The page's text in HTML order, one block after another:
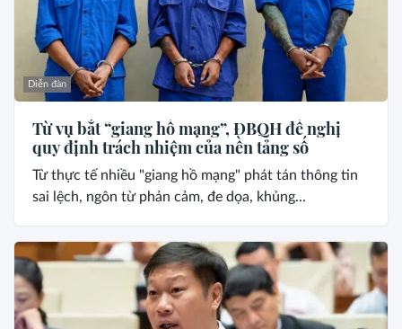
Diễn đàn
Từ vụ bắt “giang hồ mạng”, ĐBQH đề nghị
quy định trách nhiệm của nền tảng số
Từ thực tế nhiều "giang hồ mạng" phát tán thông tin
sai lệch, ngôn từ phản cảm, đe dọa, khủng...